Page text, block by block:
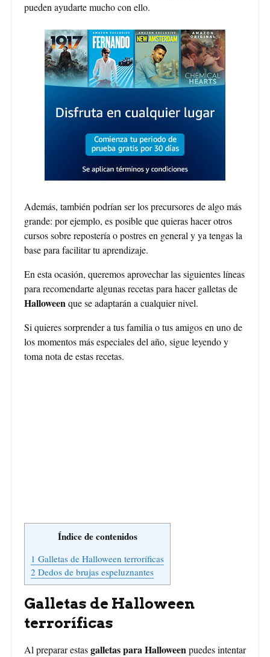
pueden ayudarte mucho con ello.
Además, también podrían ser los precursores de algo más
grande: por ejemplo, es posible que quieras hacer otros
cursos sobre repostería o postres en general y ya tengas la
base para facilitar tu aprendizaje.
En esta ocasión, queremos aprovechar las siguientes líneas
para recomendarte algunas recetas para hacer galletas de
Halloweenque se adaptarán a cualquier nivel.
Si quieres sorprender a tus familia o tus amigos en uno de
los momentos más especiales del año, sigue leyendo y
toma nota de estas recetas.
Índice de contenidos
1 Galletas de Halloween terroríficas
2 Dedos de brujas espeluznantes
Galletas de Halloween
terroríficas
Al preparar estasgalletas para Halloweenpuedes intentar